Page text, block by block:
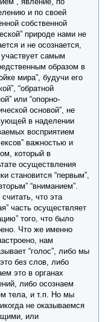
и по своей
собственной
природе нами не
и не осознается,
самым
образом в
мира”, будучи его
“обратной
или “опорно-
основой”, не
в наделении
восприятием
важностью и
который в
осуществления
становится “первым”,
“вниманием”.
что эта
часть осуществляет
того, что было
Что же именно
нам
“голос”, либо мы
без слов, либо
это в органах
либо осознаем
тела, и т.п. Но мы
не оказываемся
или